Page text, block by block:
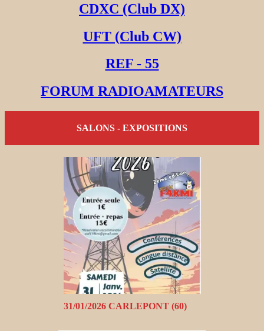
CDXC (Club DX)
UFT (Club CW)
REF - 55
FORUM RADIOAMATEURS
SALONS - EXPOSITIONS
31/01/2026 CARLEPONT (60)